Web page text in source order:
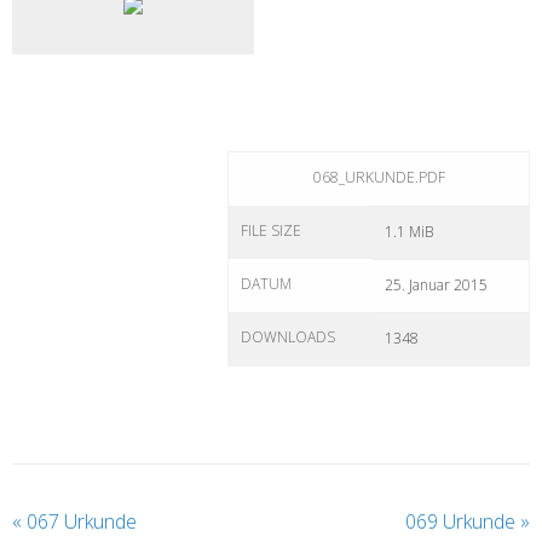
068_URKUNDE.PDF
FILE SIZE 1.1 MiB
DATUM 25. Januar 2015
DOWNLOADS 1348
« 067 Urkunde 069 Urkunde »